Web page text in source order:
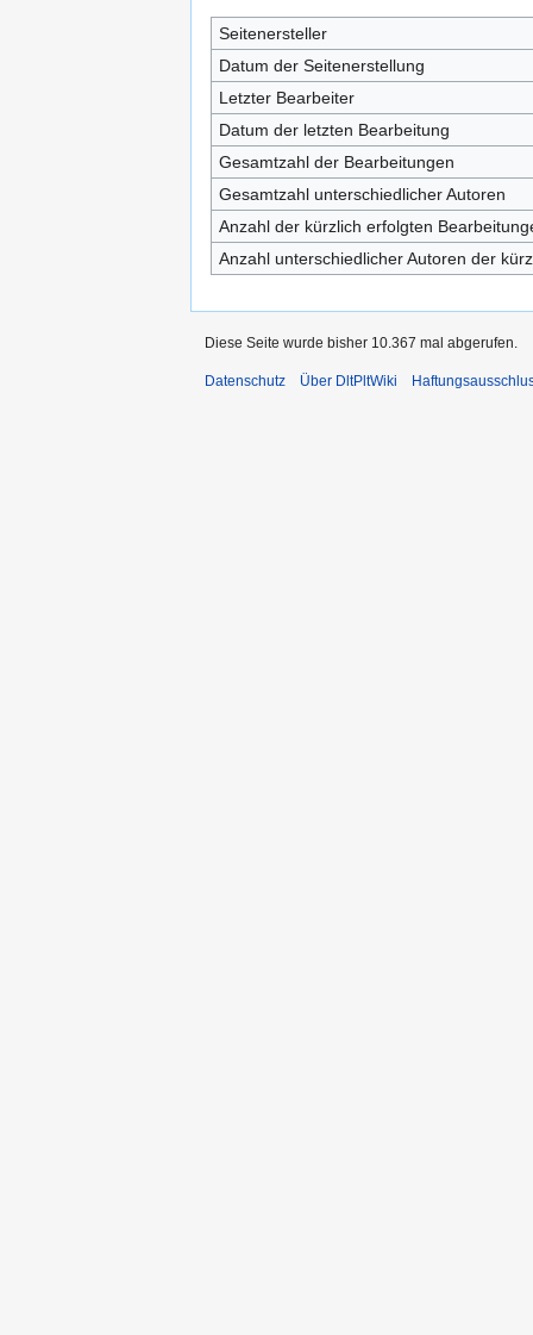
Seitenersteller
Datum der Seitenerstellung
Letzter Bearbeiter
Datum der letzten Bearbeitung
Gesamtzahl der Bearbeitungen
Gesamtzahl unterschiedlicher Autoren
Anzahl der kürzlich erfolgten
Anzahl unterschiedlicher Autoren der
Diese Seite wurde bisher 10.367 mal abgerufen.
Datenschutz Über DltPltWiki